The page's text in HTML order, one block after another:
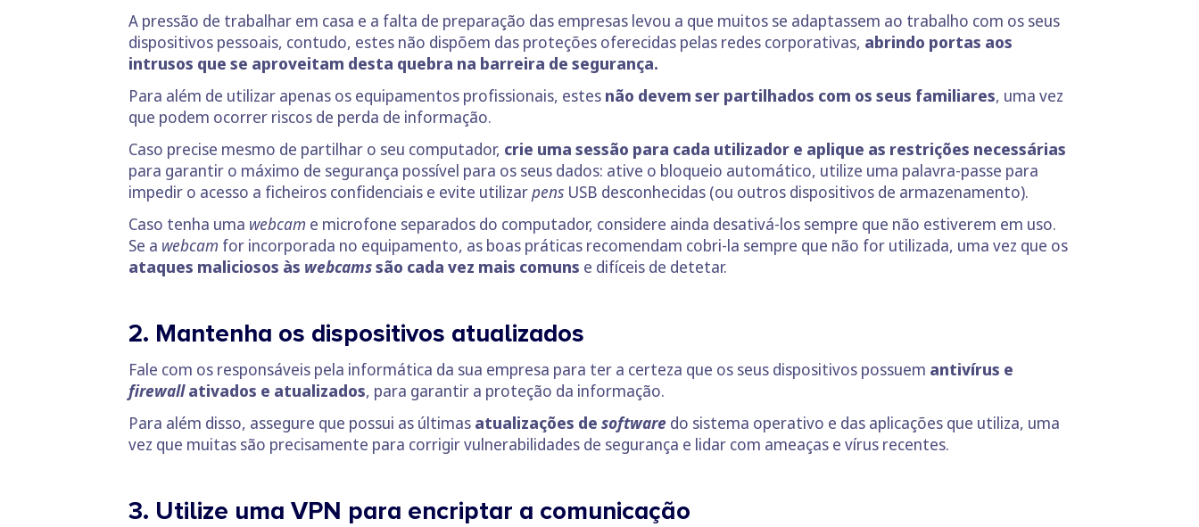
A pressão de trabalhar em casa e a falta de preparação das empresas levou a que muitos se adaptassem ao trabalho com os seus
dispositivos pessoais, contudo, estes não dispõem das proteções oferecidas pelas redes corporativas, abrindo portas aos
intrusos que se aproveitam desta quebra na barreira de segurança.
Para além de utilizar apenas os equipamentos profissionais, estes não devem ser partilhados com os seus familiares, uma vez
que podem ocorrer riscos de perda de informação.
Caso precise mesmo de partilhar o seu computador, crie uma sessão para cada utilizador e aplique as restrições necessárias
para garantir o máximo de segurança possível para os seus dados: ative o bloqueio automático, utilize uma palavra-passe para
impedir o acesso a ficheiros confidenciais e evite utilizarpens USB desconhecidas (ou outros dispositivos de armazenamento).
Caso tenha uma webcam e microfone separados do computador, considere ainda desativá-los sempre que não estiverem em uso.
Se a webcam for incorporada no equipamento, as boas práticas recomendam cobri-la sempre que não for utilizada, uma vez que os
ataques maliciosos às webcamssão cada vez mais comuns e difíceis de detetar.
2. Mantenha os dispositivos atualizados
Fale com os responsáveis pela informática da sua empresa para ter a certeza que os seus dispositivos possuem antivírus e
firewallativados e atualizados, para garantir a proteção da informação.
Para além disso, assegure que possui as últimas atualizações de software do sistema operativo e das aplicações que utiliza, uma
vez que muitas são precisamente para corrigir vulnerabilidades de segurança e lidar com ameaças e vírus recentes.
3. Utilize uma VPN para encriptar a comunicação